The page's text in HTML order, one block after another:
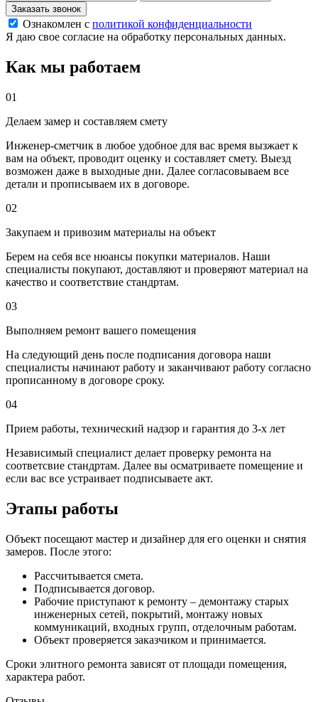
Заказать звонок
Ознакомлен с политикой конфиденциальности
Я даю свое согласие на обработку персональных данных.
Как мы работаем
01
Делаем замер и составляем смету
Инженер-сметчик в любое удобное для вас время вызжает к
вам на объект, проводит оценку и составляет смету. Выезд
возможен даже в выходные дни. Далее согласовываем все
детали и прописываем их в договоре.
02
Закупаем и привозим материалы на объект
Берем на себя все нюансы покупки материалов. Наши
специалисты покупают, доставляют и проверяют материал на
качество и соответствие стандртам.
03
Выполняем ремонт вашего помещения
На следующий день после подписания договора наши
специалисты начинают работу и заканчивают работу согласно
прописанному в договоре сроку.
04
Прием работы, технический надзор и гарантия до 3-х лет
Независимый специалист делает проверку ремонта на
соответсвие стандртам. Далее вы осматриваете помещение и
если вас все устраивает подписываете акт.
Этапы работы
Объект посещают мастер и дизайнер для его оценки и снятия
замеров. После этого:
Рассчитывается смета.
Подписывается договор.
Рабочие приступают к ремонту – демонтажу старых
инженерных сетей, покрытий, монтажу новых
коммуникаций, входных групп, отделочным работам.
Объект проверяется заказчиком и принимается.
Сроки элитного ремонта зависят от площади помещения,
характера работ.